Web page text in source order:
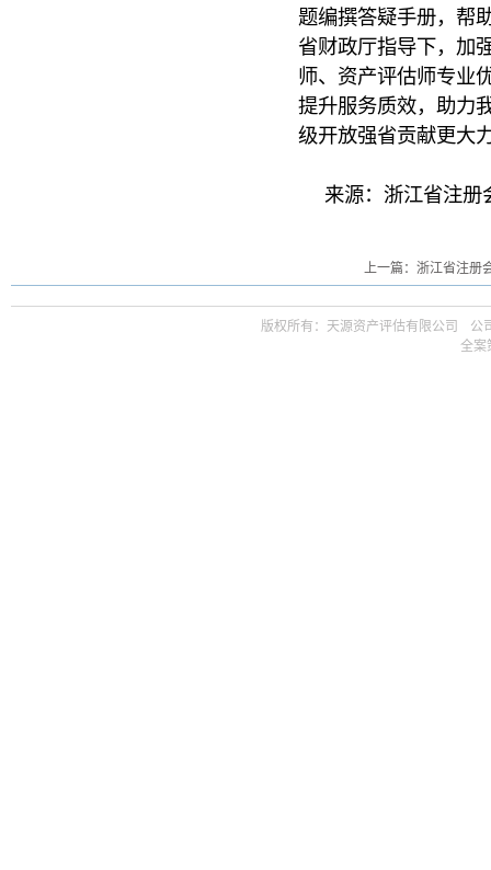
题编撰答疑手册，帮
省财政厅指导下，加
师、资产评估师专业
提升服务质效，助力
级开放强省贡献更大
来源：浙江省注册
上一篇：浙江省注册
版权所有：天源资产评估有限公司ㅤ公
全案